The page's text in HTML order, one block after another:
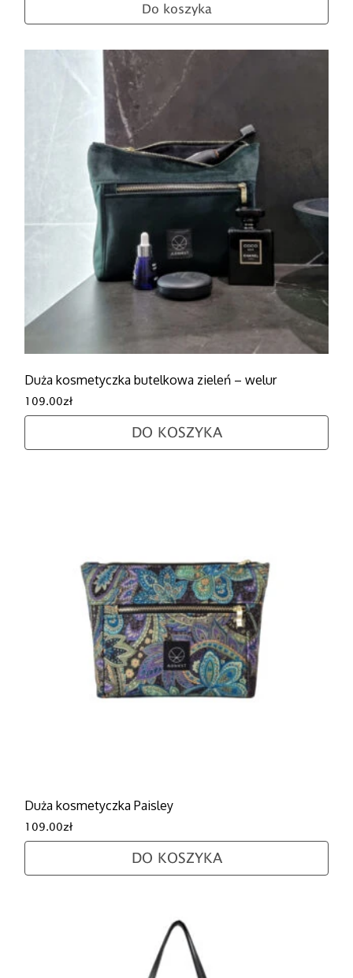
Do koszyka
Duża kosmetyczka butelkowa zieleń – welur
109.00zł
DO KOSZYKA
Duża kosmetyczka Paisley
109.00zł
DO KOSZYKA